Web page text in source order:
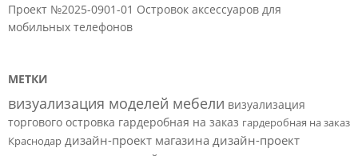
Проект №2025-0901-01 Островок аксессуаров для
мобильных телефонов
МЕТКИ
визуализация моделей мебели визуализация
торгового островка гардеробная на заказ гардеробная на заказ
Краснодар дизайн-проект магазина дизайн-проект